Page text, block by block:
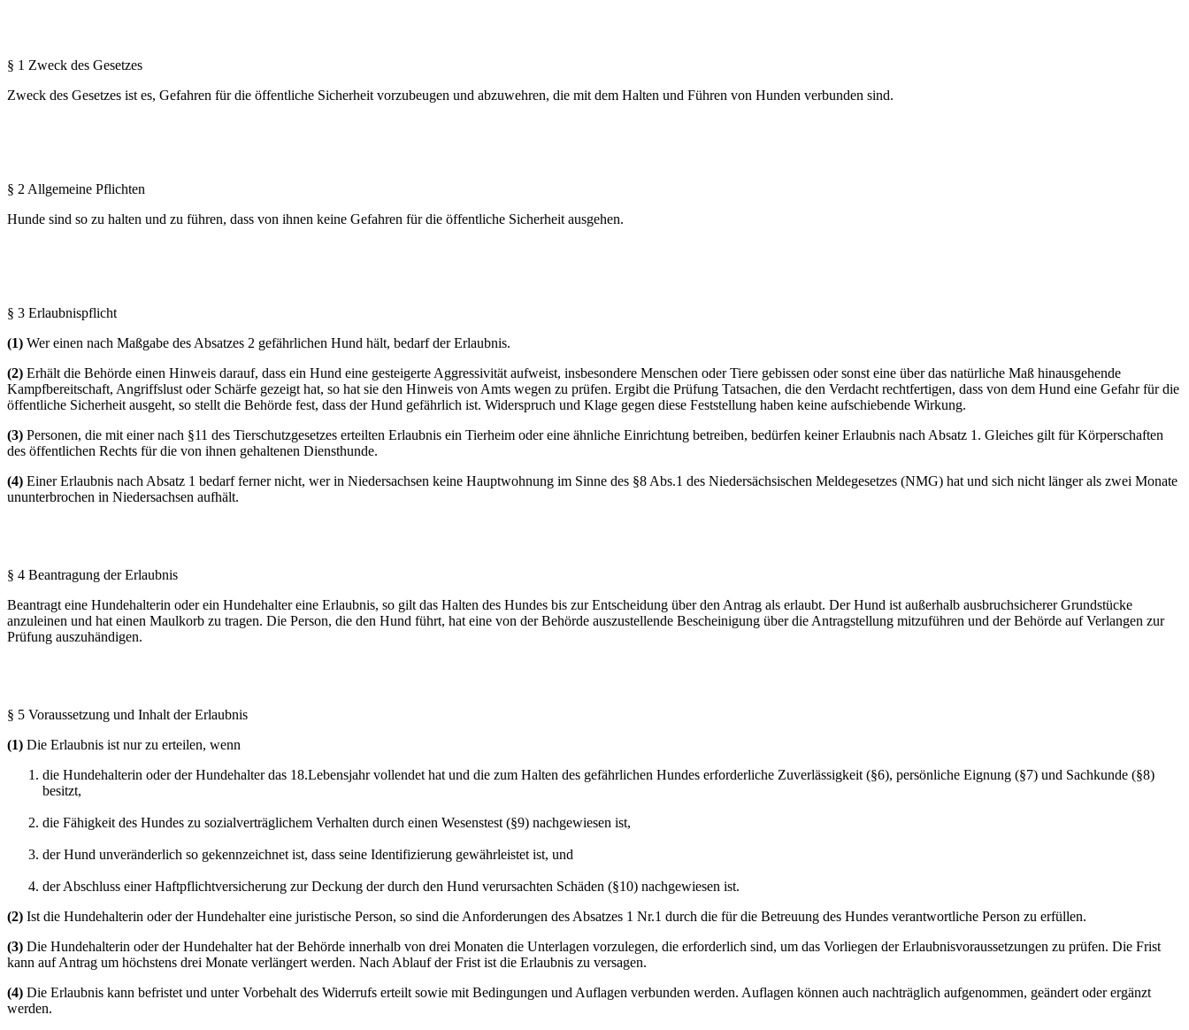
§ 1 Zweck des Gesetzes
Zweck des Gesetzes ist es, Gefahren für die öffentliche Sicherheit vorzubeugen und abzuwehren, die mit dem Halten und Führen von Hunden verbunden sind.
§ 2 Allgemeine Pflichten
Hunde sind so zu halten und zu führen, dass von ihnen keine Gefahren für die öffentliche Sicherheit ausgehen.
§ 3 Erlaubnispflicht
(1) Wer einen nach Maßgabe des Absatzes 2 gefährlichen Hund hält, bedarf der Erlaubnis.
(2) Erhält die Behörde einen Hinweis darauf, dass ein Hund eine gesteigerte Aggressivität aufweist, insbesondere Menschen oder Tiere gebissen oder sonst eine über das natürliche Maß hinausgehende
Kampfbereitschaft, Angriffslust oder Schärfe gezeigt hat, so hat sie den Hinweis von Amts wegen zu prüfen. Ergibt die Prüfung Tatsachen, die den Verdacht rechtfertigen, dass von dem Hund eine Gefahr für die
öffentliche Sicherheit ausgeht, so stellt die Behörde fest, dass der Hund gefährlich ist. Widerspruch und Klage gegen diese Feststellung haben keine aufschiebende Wirkung.
(3) Personen, die mit einer nach §11 des Tierschutzgesetzes erteilten Erlaubnis ein Tierheim oder eine ähnliche Einrichtung betreiben, bedürfen keiner Erlaubnis nach Absatz 1. Gleiches gilt für Körperschaften
des öffentlichen Rechts für die von ihnen gehaltenen Diensthunde.
(4) Einer Erlaubnis nach Absatz 1 bedarf ferner nicht, wer in Niedersachsen keine Hauptwohnung im Sinne des §8 Abs.1 des Niedersächsischen Meldegesetzes (NMG) hat und sich nicht länger als zwei Monate
ununterbrochen in Niedersachsen aufhält.
§ 4 Beantragung der Erlaubnis
Beantragt eine Hundehalterin oder ein Hundehalter eine Erlaubnis, so gilt das Halten des Hundes bis zur Entscheidung über den Antrag als erlaubt. Der Hund ist außerhalb ausbruchsicherer Grundstücke
anzuleinen und hat einen Maulkorb zu tragen. Die Person, die den Hund führt, hat eine von der Behörde auszustellende Bescheinigung über die Antragstellung mitzuführen und der Behörde auf Verlangen zur
Prüfung auszuhändigen.
§ 5 Voraussetzung und Inhalt der Erlaubnis
(1) Die Erlaubnis ist nur zu erteilen, wenn
die Hundehalterin oder der Hundehalter das 18.Lebensjahr vollendet hat und die zum Halten des gefährlichen Hundes erforderliche Zuverlässigkeit (§6), persönliche Eignung (§7) und Sachkunde (§8)
besitzt,
die Fähigkeit des Hundes zu sozialverträglichem Verhalten durch einen Wesenstest (§9) nachgewiesen ist,
der Hund unveränderlich so gekennzeichnet ist, dass seine Identifizierung gewährleistet ist, und
der Abschluss einer Haftpflichtversicherung zur Deckung der durch den Hund verursachten Schäden (§10) nachgewiesen ist.
(2) Ist die Hundehalterin oder der Hundehalter eine juristische Person, so sind die Anforderungen des Absatzes 1 Nr.1 durch die für die Betreuung des Hundes verantwortliche Person zu erfüllen.
(3) Die Hundehalterin oder der Hundehalter hat der Behörde innerhalb von drei Monaten die Unterlagen vorzulegen, die erforderlich sind, um das Vorliegen der Erlaubnisvoraussetzungen zu prüfen. Die Frist
kann auf Antrag um höchstens drei Monate verlängert werden. Nach Ablauf der Frist ist die Erlaubnis zu versagen.
(4) Die Erlaubnis kann befristet und unter Vorbehalt des Widerrufs erteilt sowie mit Bedingungen und Auflagen verbunden werden. Auflagen können auch nachträglich aufgenommen, geändert oder ergänzt
werden.